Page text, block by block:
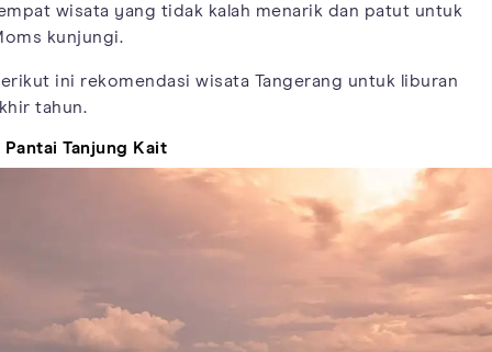
wisata yang tidak kalah menarik dan patut untuk
kunjungi.
ini rekomendasi wisata Tangerang untuk liburan
tahun.
Pantai Tanjung Kait